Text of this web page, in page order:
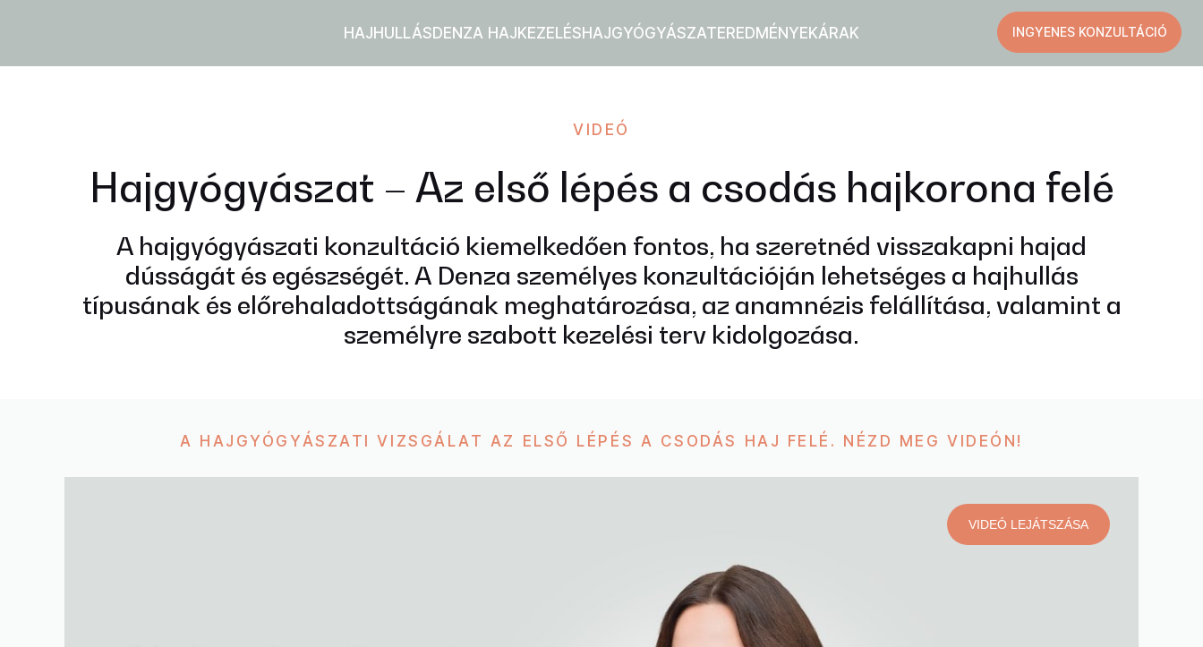
INGYENES KONZULTÁCIÓ
HAJHULLÁS DENZA HAJKEZELÉS HAJGYÓGYÁSZAT EREDMÉNYEKÁRAK
VIDEÓ
Hajgyógyászat – Az első lépés a csodás hajkorona felé
A hajgyógyászati konzultáció kiemelkedően fontos, ha szeretnéd visszakapni hajad
dússágát és egészségét. A Denza személyes konzultációján lehetséges a hajhullás
típusának és előrehaladottságának meghatározása, az anamnézis felállítása, valamint a
személyre szabott kezelési terv kidolgozása.
A HAJGYÓGYÁSZATI VIZSGÁLAT AZ ELSŐ LÉPÉS A CSODÁS HAJ FELÉ. NÉZD MEG VIDEÓN!
VIDEÓ LEJÁTSZÁSA